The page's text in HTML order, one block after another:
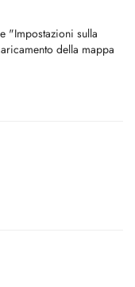
"Impostazioni sulla
della mappa